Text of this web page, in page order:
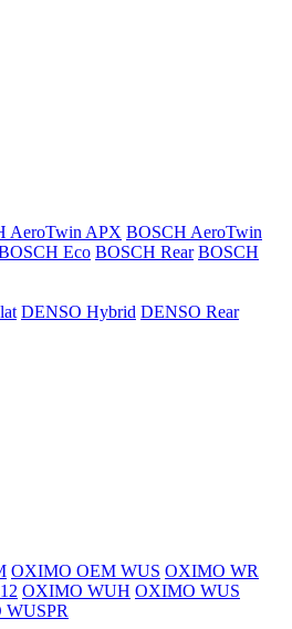
AeroTwin APX BOSCH AeroTwin
Eco BOSCH Rear BOSCH
DENSO Hybrid DENSO Rear
OXIMO OEM WUS OXIMO WR
OXIMO WUH OXIMO WUS